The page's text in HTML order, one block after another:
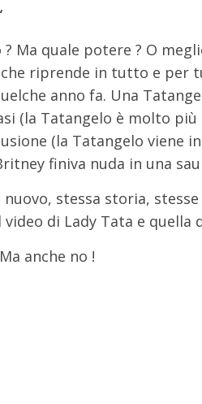
? Ma quale potere ? O
riprende in tutto e per
anno fa. Una
(la Tatangelo è molto
(la Tatangelo viene
finiva nuda in una
stessa storia,
video di Lady Tata e quella
anche no !